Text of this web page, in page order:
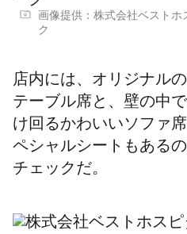
画像提供：株式会社ベストホ
ク
店内には、オリジナル
テーブル席と、壁の中
け回るかわいいソファ
ペシャルシートもある
チェックだ。